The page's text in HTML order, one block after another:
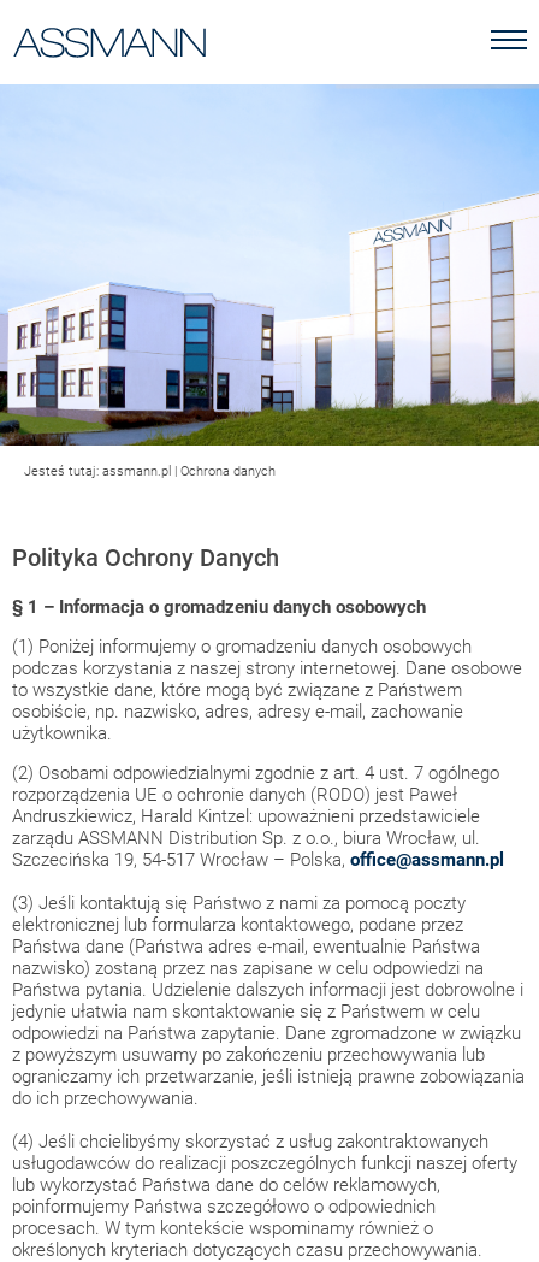
Jesteś tutaj: assmann.pl | Ochrona danych
Polityka Ochrony Danych
§ 1 – Informacja o gromadzeniu danych osobowych
(1) Poniżej informujemy o gromadzeniu danych osobowych
podczas korzystania z naszej strony internetowej. Dane osobowe
to wszystkie dane, które mogą być związane z Państwem
osobiście, np. nazwisko, adres, adresy e-mail, zachowanie
użytkownika.
(2) Osobami odpowiedzialnymi zgodnie z art. 4 ust. 7 ogólnego
rozporządzenia UE o ochronie danych (RODO) jest Paweł
Andruszkiewicz, Harald Kintzel: upoważnieni przedstawiciele
zarządu ASSMANN Distribution Sp. z o.o., biura Wrocław, ul.
Szczecińska 19, 54-517 Wrocław – Polska, office@assmann.pl
(3) Jeśli kontaktują się Państwo z nami za pomocą poczty
elektronicznej lub formularza kontaktowego, podane przez
Państwa dane (Państwa adres e-mail, ewentualnie Państwa
nazwisko) zostaną przez nas zapisane w celu odpowiedzi na
Państwa pytania. Udzielenie dalszych informacji jest dobrowolne i
jedynie ułatwia nam skontaktowanie się z Państwem w celu
odpowiedzi na Państwa zapytanie. Dane zgromadzone w związku
z powyższym usuwamy po zakończeniu przechowywania lub
ograniczamy ich przetwarzanie, jeśli istnieją prawne zobowiązania
do ich przechowywania.
(4) Jeśli chcielibyśmy skorzystać z usług zakontraktowanych
usługodawców do realizacji poszczególnych funkcji naszej oferty
lub wykorzystać Państwa dane do celów reklamowych,
poinformujemy Państwa szczegółowo o odpowiednich
procesach. W tym kontekście wspominamy również o
określonych kryteriach dotyczących czasu przechowywania.